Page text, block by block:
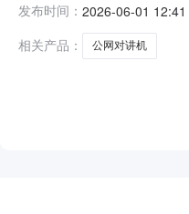
网对讲机ST-7700
发布时间： 2026-06-01 12:41
相关产品：
公网对讲机